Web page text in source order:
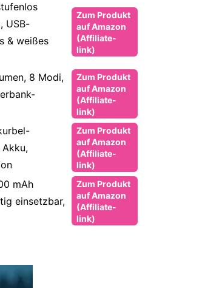
USB-
& weißes
Zum Produkt
auf Amazon
(Affiliate-
link)
8 Modi,
Zum Produkt
auf Amazon
(Affiliate-
link)
Zum Produkt
auf Amazon
(Affiliate-
link)
mAh
einsetzbar,
Zum Produkt
auf Amazon
(Affiliate-
link)